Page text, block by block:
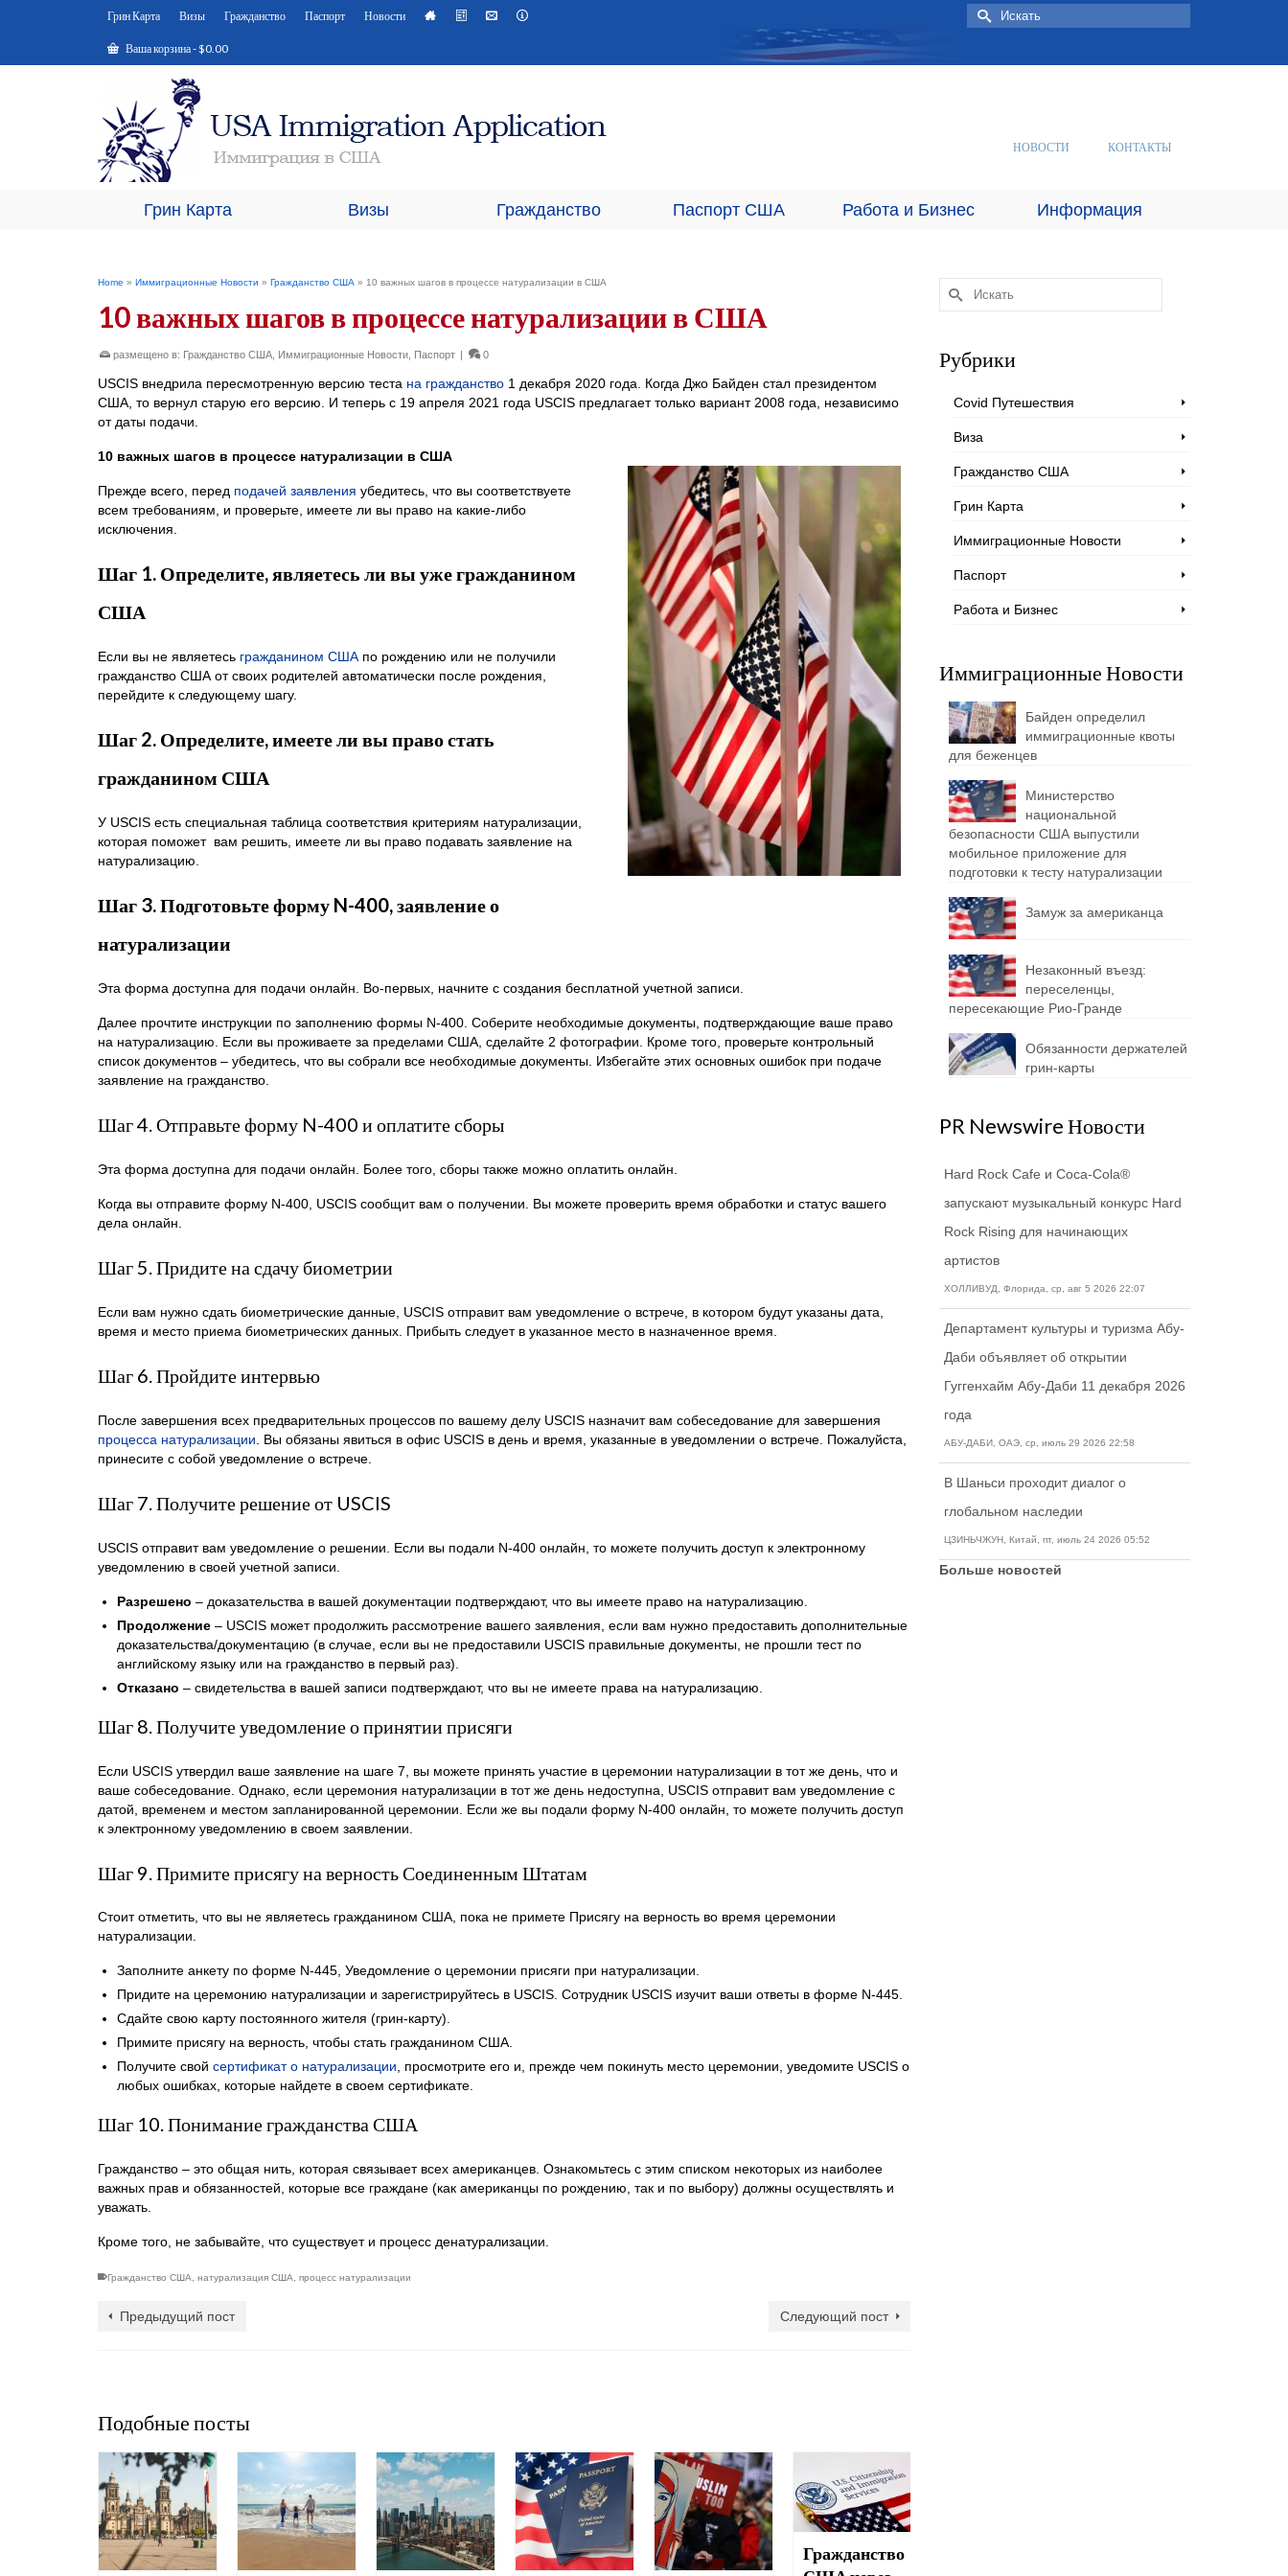
Грин Карта Визы Гражданство Паспорт Новости
Ваша корзина-$0.00
Искать:
НОВОСТИ КОНТАКТЫ
Грин Карта Визы Гражданство Паспорт США Работа и Бизнес Информация
Home » Иммиграционные Новости » Гражданство США » 10 важных шагов в процессе натурализации в США
10 важных шагов в процессе натурализации в США
размещено в: Гражданство США Иммиграционные Новости Паспорт | 0
USCIS внедрила пересмотренную версию теста на гражданство 1 декабря 2020 года. Когда Джо Байден стал президентом
США, то вернул старую его версию. И теперь с 19 апреля 2021 года USCIS предлагает только вариант 2008 года, независимо
от даты подачи.
10 важных шагов в процессе натурализации в США
Прежде всего, перед подачей заявления убедитесь, что вы соответствуете
всем требованиям, и проверьте, имеете ли вы право на какие-либо
исключения.
Шаг 1. Определите, являетесь ли вы уже гражданином
США
Если вы не являетесь гражданином США по рождению или не получили
гражданство США от своих родителей автоматически после рождения,
перейдите к следующему шагу.
Шаг 2. Определите, имеете ли вы право стать
гражданином США
У USCIS есть специальная таблица соответствия критериям натурализации,
которая поможет вам решить, имеете ли вы право подавать заявление на
натурализацию.
Шаг 3. Подготовьте форму N-400, заявление о
натурализации
Эта форма доступна для подачи онлайн. Во-первых, начните с создания бесплатной учетной записи.
Далее прочтите инструкции по заполнению формы N-400. Соберите необходимые документы, подтверждающие ваше право
на натурализацию. Если вы проживаете за пределами США, сделайте 2 фотографии. Кроме того, проверьте контрольный
список документов – убедитесь, что вы собрали все необходимые документы. Избегайте этих основных ошибок при подаче
заявление на гражданство.
Шаг 4. Отправьте форму N-400 и оплатите сборы
Эта форма доступна для подачи онлайн. Более того, сборы также можно оплатить онлайн.
Когда вы отправите форму N-400, USCIS сообщит вам о получении. Вы можете проверить время обработки и статус вашего
дела онлайн.
Шаг 5. Придите на сдачу биометрии
Если вам нужно сдать биометрические данные, USCIS отправит вам уведомление о встрече, в котором будут указаны дата,
время и место приема биометрических данных. Прибыть следует в указанное место в назначенное время.
Шаг 6. Пройдите интервью
После завершения всех предварительных процессов по вашему делу USCIS назначит вам собеседование для завершения
процесса натурализации . Вы обязаны явиться в офис USCIS в день и время, указанные в уведомлении о встрече. Пожалуйста,
принесите с собой уведомление о встрече.
Шаг 7. Получите решение от USCIS
USCIS отправит вам уведомление о решении. Если вы подали N-400 онлайн, то можете получить доступ к электронному
уведомлению в своей учетной записи.
Разрешено – доказательства в вашей документации подтверждают, что вы имеете право на натурализацию.
Продолжение – USCIS может продолжить рассмотрение вашего заявления, если вам нужно предоставить дополнительные
доказательства/документацию (в случае, если вы не предоставили USCIS правильные документы, не прошли тест по
английскому языку или на гражданство в первый раз).
Отказано – свидетельства в вашей записи подтверждают, что вы не имеете права на натурализацию.
Шаг 8. Получите уведомление о принятии присяги
Если USCIS утвердил ваше заявление на шаге 7, вы можете принять участие в церемонии натурализации в тот же день, что и
ваше собеседование. Однако, если церемония натурализации в тот же день недоступна, USCIS отправит вам уведомление с
датой, временем и местом запланированной церемонии. Если же вы подали форму N-400 онлайн, то можете получить доступ
к электронному уведомлению в своем заявлении.
Шаг 9. Примите присягу на верность Соединенным Штатам
Стоит отметить, что вы не являетесь гражданином США, пока не примете Присягу на верность во время церемонии
натурализации.
Заполните анкету по форме N-445, Уведомление о церемонии присяги при натурализации.
Придите на церемонию натурализации и зарегистрируйтесь в USCIS. Сотрудник USCIS изучит ваши ответы в форме N-445.
Сдайте свою карту постоянного жителя (грин-карту).
Примите присягу на верность, чтобы стать гражданином США.
Получите свой сертификат о натурализации, просмотрите его и, прежде чем покинуть место церемонии, уведомите USCIS о
любых ошибках, которые найдете в своем сертификате.
Шаг 10. Понимание гражданства США
Гражданство – это общая нить, которая связывает всех американцев. Ознакомьтесь с этим списком некоторых из наиболее
важных прав и обязанностей, которые все граждане (как американцы по рождению, так и по выбору) должны осуществлять и
уважать.
Кроме того, не забывайте, что существует и процесс денатурализации.
Гражданство США, натурализация США, процесс натурализации
Предыдущий пост Следующий пост
Подобные посты
Гражданство
Искать:
Рубрики
Covid Путешествия
Виза
Гражданство США
Грин Карта
Иммиграционные Новости
Паспорт
Работа и Бизнес
Иммиграционные Новости
Байден определил
иммиграционные квоты
для беженцев
Министерство
национальной
безопасности США выпустили
мобильное приложение для
подготовки к тесту натурализации
Замуж за американца
Незаконный въезд:
переселенцы,
пересекающие Рио-Гранде
Обязанности держателей
грин-карты
PR Newswire Новости
Hard Rock Cafe и Coca-Cola®
запускают музыкальный конкурс Hard
Rock Rising для начинающих
артистов
ХОЛЛИВУД, Флорида, ср, авг 5 2026 22:07
Департамент культуры и туризма Абу-
Даби объявляет об открытии
Гуггенхайм Абу-Даби 11 декабря 2026
года
АБУ-ДАБИ, ОАЭ, ср, июль 29 2026 22:58
В Шаньси проходит диалог о
глобальном наследии
ЦЗИНЬЧЖУН, Китай, пт, июль 24 2026 05:52
Больше новостей